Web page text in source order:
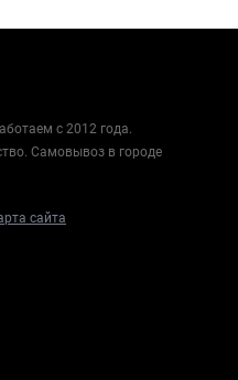
с 2012 года.
Самовывоз в городе
сайта